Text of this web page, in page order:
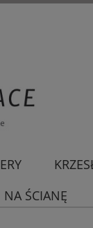
NA ŚCIANĘ